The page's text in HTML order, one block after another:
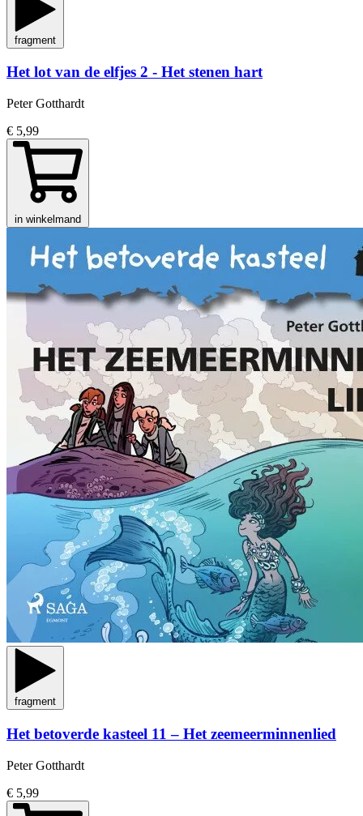
fragment
Het lot van de elfjes 2 - Het stenen hart
Peter Gotthardt
€ 5,99
in winkelmand
fragment
Het betoverde kasteel 11 – Het zeemeerminnenlied
Peter Gotthardt
€ 5,99